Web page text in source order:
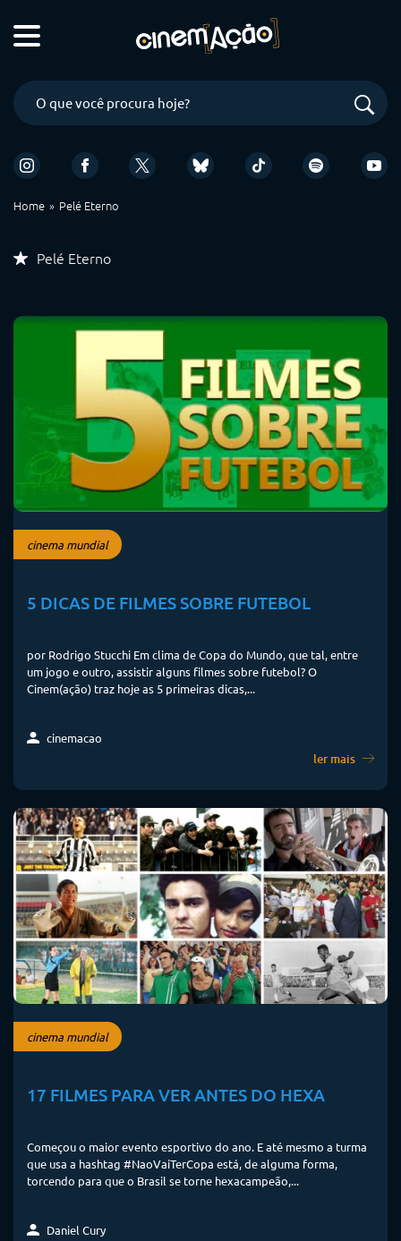
Home Pelé Eterno
Pelé Eterno
cinema mundial
5 DICAS DE FILMES SOBRE FUTEBOL
por Rodrigo Stucchi Em clima de Copa do Mundo, que tal, entre
um jogo e outro, assistir alguns filmes sobre futebol? O
Cinem(ação) traz hoje as 5 primeiras dicas,...
cinemacao
ler mais
cinema mundial
17 FILMES PARA VER ANTES DO HEXA
Começou o maior evento esportivo do ano. E até mesmo a turma
que usa a hashtag #NaoVaiTerCopa está, de alguma forma,
torcendo para que o Brasil se torne hexacampeão,...
Daniel Cury